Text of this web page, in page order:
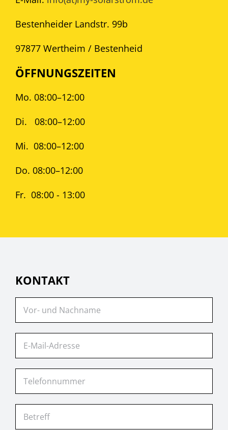
Bestenheider Landstr. 99b
97877 Wertheim / Bestenheid
ÖFFNUNGSZEITEN
Mo. 08:00–12:00
Di. 08:00–12:00
Mi. 08:00–12:00
Do. 08:00–12:00
Fr. 08:00 - 13:00
KONTAKT